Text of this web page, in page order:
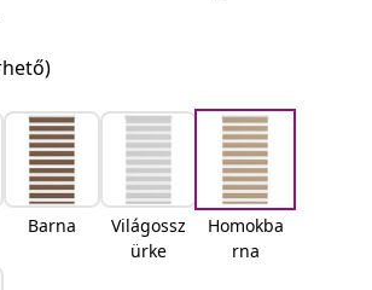
Barna
Világossz
ürke
Homokba
rna